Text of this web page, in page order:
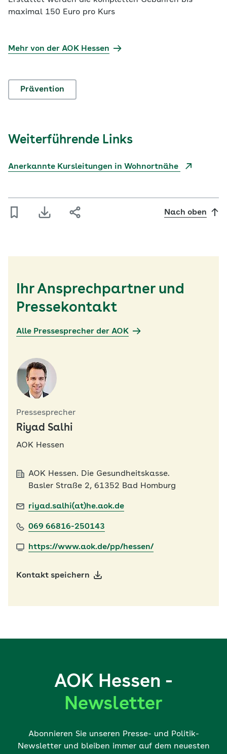
maximal 150 Euro pro Kurs
Mehr von der AOK Hessen
Prävention
Weiterführende Links
Anerkannte Kursleitungen in Wohnortnähe
Nach oben
Ihr Ansprechpartner und
Pressekontakt
Alle Pressesprecher der AOK
Pressesprecher
Riyad Salhi
AOK Hessen
AOK Hessen. Die Gesundheitskasse.
Basler Straße 2, 61352 Bad Homburg
riyad.salhi(at)he.aok.de
069 66816-250143
https://www.aok.de/pp/hessen/
Kontakt speichern
AOK Hessen -
Newsletter
Abonnieren Sie unseren Presse- und Politik-
Newsletter und bleiben immer auf dem neuesten